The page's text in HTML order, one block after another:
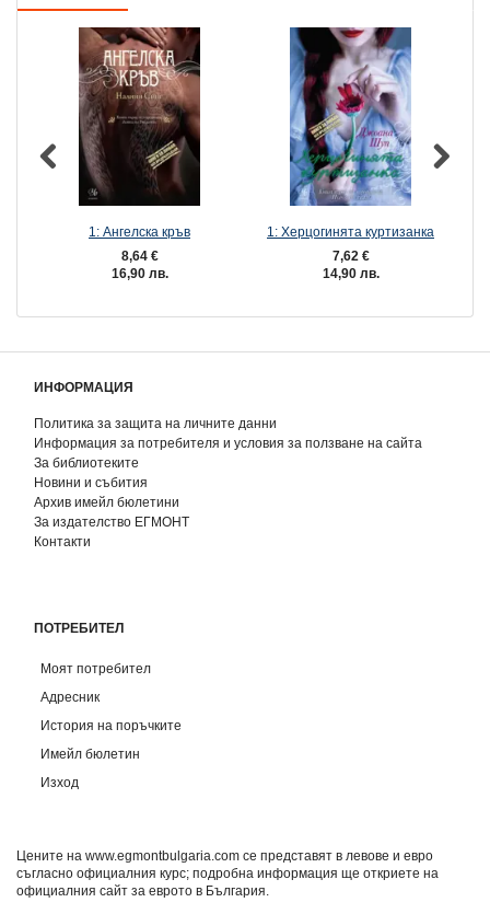
1: Ангелска кръв
8,64 €
16,90 лв.
1: Херцогинята куртизанка
7,62 €
14,90 лв.
ИНФОРМАЦИЯ
Политика за защита на личните данни
Информация за потребителя и условия за ползване на сайта
За библиотеките
Новини и събития
Архив имейл бюлетини
За издателство ЕГМОНТ
Контакти
ПОТРЕБИТЕЛ
Моят потребител
Адресник
История на поръчките
Имейл бюлетин
Изход
Цените на www.egmontbulgaria.com се представят в левове и евро
съгласно официалния курс; подробна информация ще откриете на
официалния сайт за еврото в България